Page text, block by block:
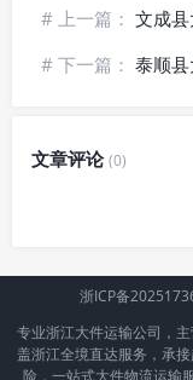
# 上一篇： 文成县
# 下一篇： 泰顺县
文章评论(0)
浙ICP备
专业浙江大件运输公司，
盖浙江全境直达服务，承